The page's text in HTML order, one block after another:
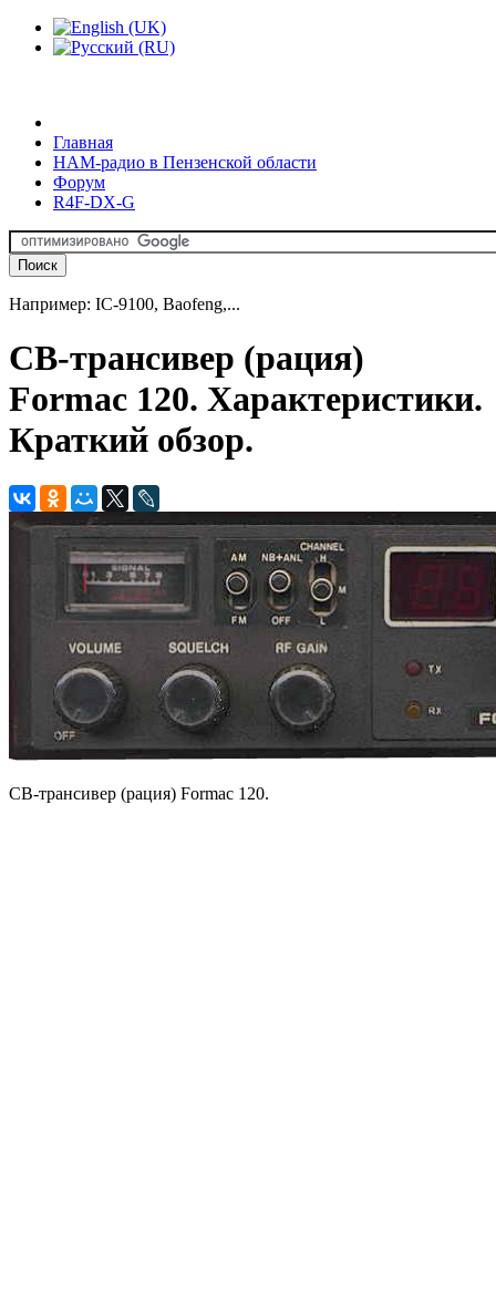
Главная
HAM-радио в Пензенской области
Форум
R4F-DX-G
Например: IC-9100, Baofeng,...
CB-трансивер (рация)
Formac 120. Характеристики.
Краткий обзор.
CB-трансивер (рация) Formac 120.